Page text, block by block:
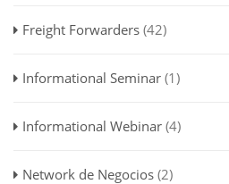
Freight Forwarders (42)
Informational Seminar (1)
Informational Webinar (4)
Network de Negocios (2)